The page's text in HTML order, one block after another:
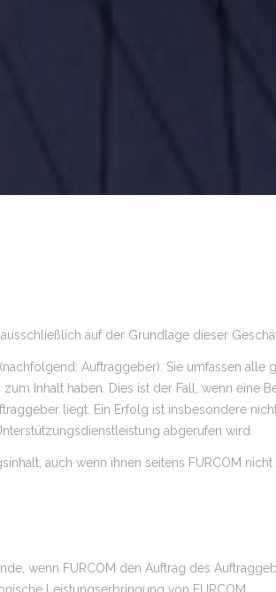
auf der Grundlage dieser
Auftraggeber). Sie umfassen alle
Inhalt haben. Dies ist der Fall, wenn eine
liegt. Ein Erfolg ist insbesondere
abgerufen wird.
auch wenn ihnen seitens FURCOM
wenn FURCOM den Auftrag des